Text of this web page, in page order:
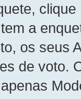
a
os seus
de voto.